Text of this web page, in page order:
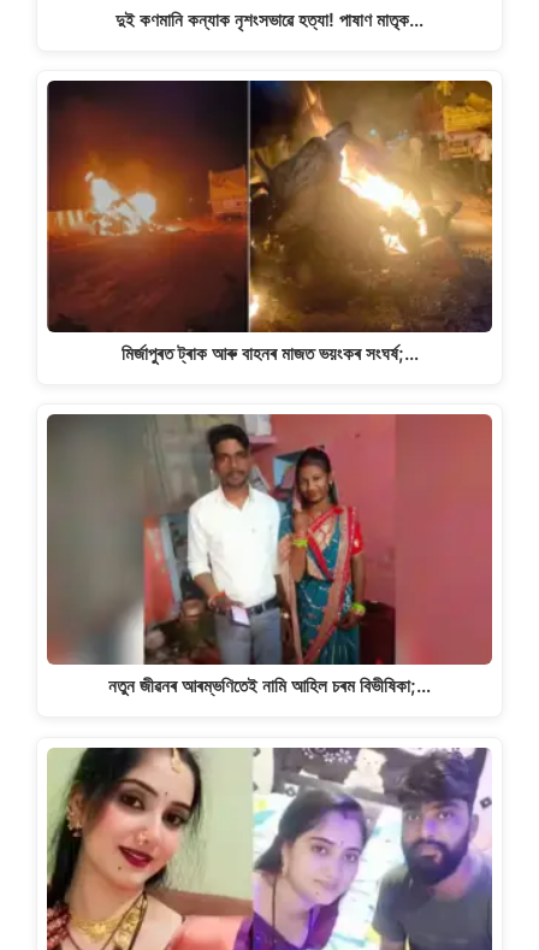
দুই কণমানি কন্যাক নৃশংসভাৱে হত্যা! পাষাণ মাতৃক…
মিৰ্জাপুৰত ট্ৰাক আৰু বাহনৰ মাজত ভয়ংকৰ সংঘৰ্ষ;…
নতুন জীৱনৰ আৰম্ভণিতেই নামি আহিল চৰম বিভীষিকা;…